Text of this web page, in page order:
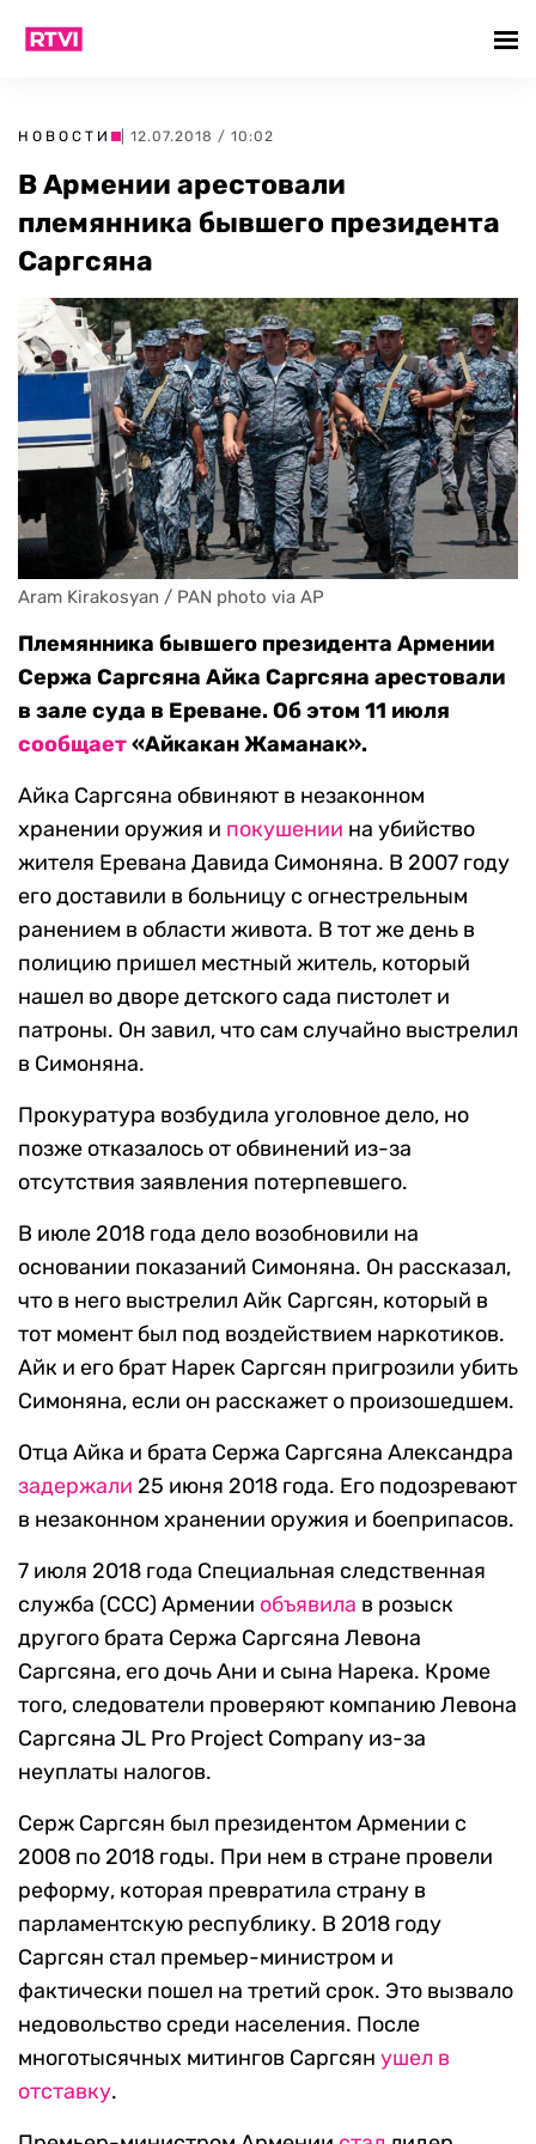
НОВОСТИ | 12.07.2018 / 10:02
В Армении арестовали
племянника бывшего президента
Саргсяна
Aram Kirakosyan / PAN photo via AP
Племянника бывшего президента Армении
Сержа Саргсяна Айка Саргсяна арестовали
в зале суда в Ереване. Об этом 11 июля
сообщает«Айкакан Жаманак».
Айка Саргсяна обвиняют в незаконном
хранении оружия и покушении на убийство
жителя Еревана Давида Симоняна. В 2007 году
его доставили в больницу с огнестрельным
ранением в области живота. В тот же день в
полицию пришел местный житель, который
нашел во дворе детского сада пистолет и
патроны. Он завил, что сам случайно выстрелил
в Симоняна.
Прокуратура возбудила уголовное дело, но
позже отказалось от обвинений из-за
отсутствия заявления потерпевшего.
В июле 2018 года дело возобновили на
основании показаний Симоняна. Он рассказал,
что в него выстрелил Айк Саргсян, который в
тот момент был под воздействием наркотиков.
Айк и его брат Нарек Саргсян пригрозили убить
Симоняна, если он расскажет о произошедшем.
Отца Айка и брата Сержа Саргсяна Александра
задержали 25 июня 2018 года. Его подозревают
в незаконном хранении оружия и боеприпасов.
7 июля 2018 года Специальная следственная
служба (ССС) Армении объявила в розыск
другого брата Сержа Саргсяна Левона
Саргсяна, его дочь Ани и сына Нарека. Кроме
того, следователи проверяют компанию Левона
Саргсяна JL Pro Project Company из-за
неуплаты налогов.
Серж Саргсян был президентом Армении с
2008 по 2018 годы. При нем в стране провели
реформу, которая превратила страну в
парламентскую республику. В 2018 году
Саргсян стал премьер-министром и
фактически пошел на третий срок. Это вызвало
недовольство среди населения. После
многотысячных митингов Саргсян ушел в
отставку.